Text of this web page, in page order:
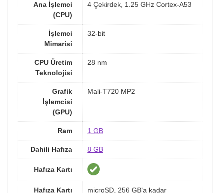
Ana İşlemci
(CPU)
4 Çekirdek, 1.25 GHz Cortex-A53
İşlemci
Mimarisi
32-bit
CPU Üretim
Teknolojisi
28 nm
Grafik
İşlemcisi
(GPU)
Mali-T720 MP2
Ram 1 GB
Dahili Hafıza 8 GB
Hafıza Kartı
Hafıza Kartı microSD, 256 GB'a kadar